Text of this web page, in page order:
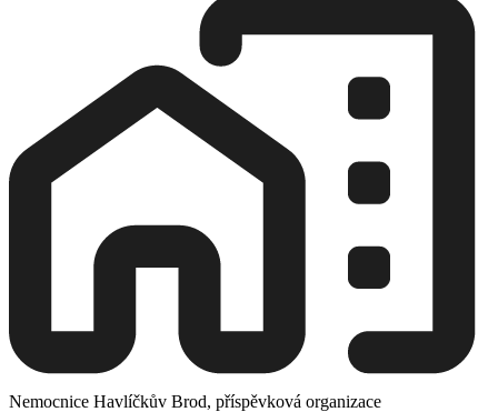
Nemocnice Havlíčkův Brod, příspěvková organizace